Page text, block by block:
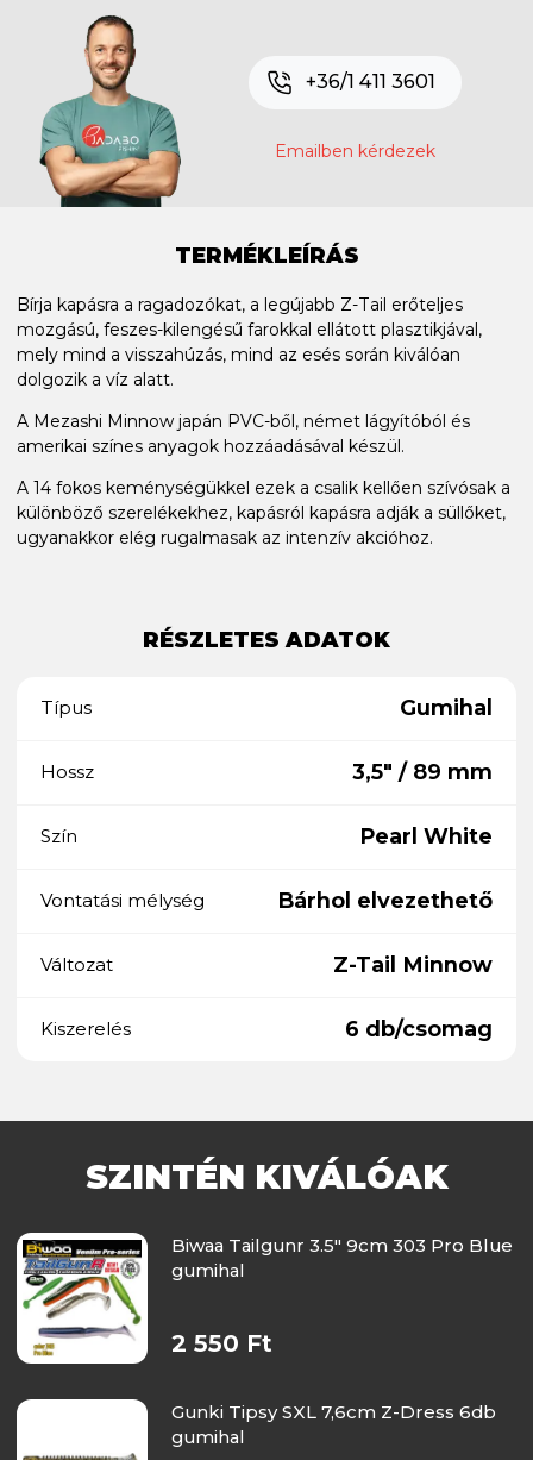
+36/1 411 3601
Emailben kérdezek
TERMÉKLEÍRÁS
Bírja kapásra a ragadozókat, a legújabb Z-Tail erőteljes
mozgású, feszes-kilengésű farokkal ellátott plasztikjával,
mely mind a visszahúzás, mind az esés során kiválóan
dolgozik a víz alatt.
A Mezashi Minnow japán PVC-ből, német lágyítóból és
amerikai színes anyagok hozzáadásával készül.
A 14 fokos keménységükkel ezek a csalik kellően szívósak a
különböző szerelékekhez, kapásról kapásra adják a süllőket,
ugyanakkor elég rugalmasak az intenzív akcióhoz.
RÉSZLETES ADATOK
Típus Gumihal
Hossz 3,5" / 89 mm
Szín Pearl White
Vontatási mélység Bárhol elvezethető
Változat Z-Tail Minnow
Kiszerelés 6 db/csomag
SZINTÉN KIVÁLÓAK
Biwaa Tailgunr 3.5" 9cm 303 Pro Blue
gumihal
2 550 Ft
Gunki Tipsy SXL 7,6cm Z-Dress 6db
gumihal